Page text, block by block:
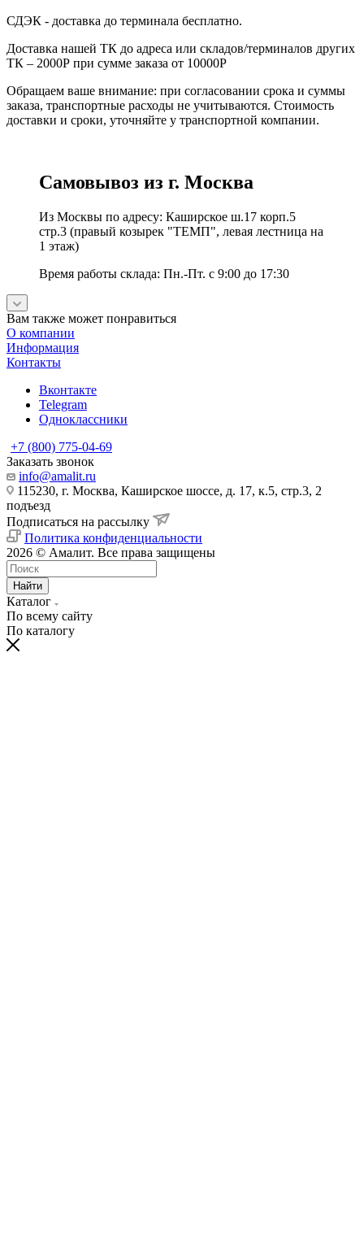
СДЭК - доставка до терминала бесплатно.
Доставка нашей ТК до адреса или складов/терминалов других
ТК – 2000Р при сумме заказа от 10000Р
Обращаем ваше внимание: при согласовании срока и суммы
заказа, транспортные расходы не учитываются. Стоимость
доставки и сроки, уточняйте у транспортной компании.
Самовывоз из г. Москва
Из Москвы по адресу: Каширское ш.17 корп.5
стр.3 (правый козырек "ТЕМП", левая лестница на
1 этаж)
Время работы склада: Пн.-Пт. с 9:00 до 17:30
Вам также может понравиться
О компании
Информация
Контакты
Вконтакте
Telegram
Одноклассники
+7 (800) 775-04-69
Заказать звонок
info@amalit.ru
115230, г. Москва, Каширское шоссе, д. 17, к.5, стр.3, 2
подъезд
Подписаться на рассылку
Политика конфиденциальности
2026 © Амалит. Все права защищены
Найти
Каталог
По всему сайту
По каталогу